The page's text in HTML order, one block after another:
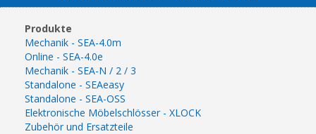
Produkte
Mechanik - SEA-4.0m
Online - SEA-4.0e
Mechanik - SEA-N / 2 / 3
Standalone - SEAeasy
Standalone - SEA-OSS
Elektronische Möbelschlösser - XLOCK
Zubehör und Ersatzteile